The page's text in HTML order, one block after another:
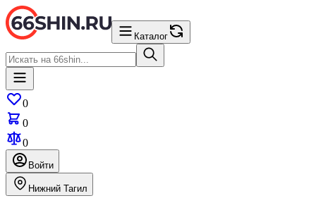
Каталог
0
0
0
Войти
Нижний Тагил